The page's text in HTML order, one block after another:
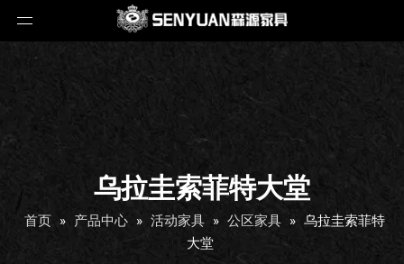
乌拉圭索菲特大堂
首页 » 产品中心 » 活动家具 » 公区家具 » 乌拉圭索菲特
大堂